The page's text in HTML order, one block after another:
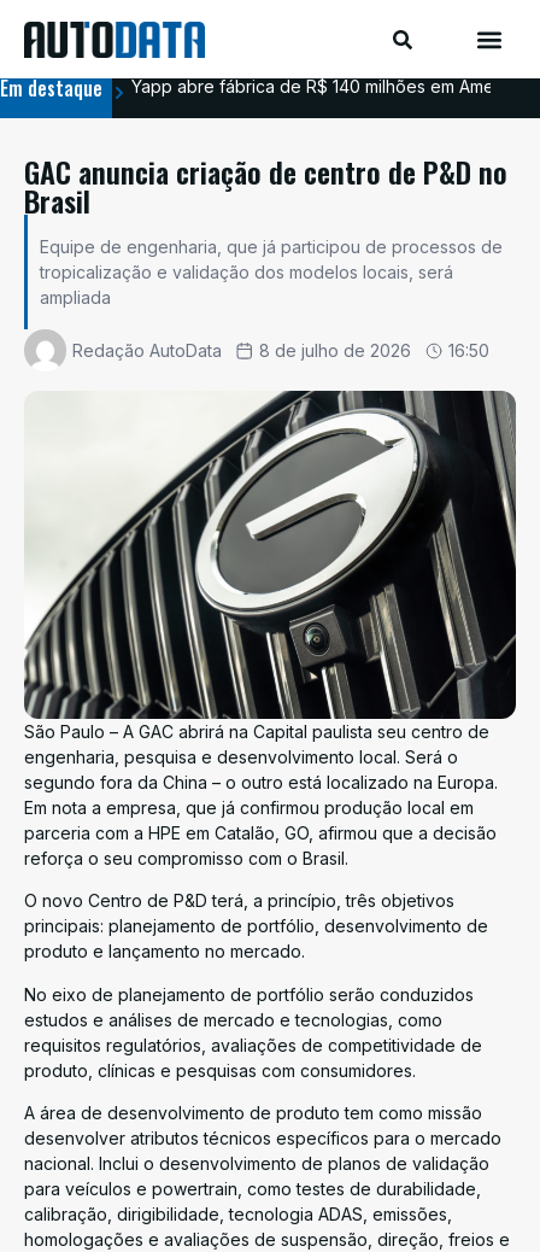
Em destaque Yapp abre fábrica de R$ 140 milhões em
GAC anuncia criação de centro de P&D no
Brasil
Equipe de engenharia, que já participou de processos de
tropicalização e validação dos modelos locais, será
ampliada
Redação AutoData 8 de julho de 2026 16:50
São Paulo – A GAC abrirá na Capital paulista seu centro de
engenharia, pesquisa e desenvolvimento local. Será o
segundo fora da China – o outro está localizado na Europa.
Em nota a empresa, que já confirmou produção local em
parceria com a HPE em Catalão, GO, afirmou que a decisão
reforça o seu compromisso com o Brasil.
O novo Centro de P&D terá, a princípio, três objetivos
principais: planejamento de portfólio, desenvolvimento de
produto e lançamento no mercado.
No eixo de planejamento de portfólio serão conduzidos
estudos e análises de mercado e tecnologias, como
requisitos regulatórios, avaliações de competitividade de
produto, clínicas e pesquisas com consumidores.
A área de desenvolvimento de produto tem como missão
desenvolver atributos técnicos específicos para o mercado
nacional. Inclui o desenvolvimento de planos de validação
para veículos e powertrain, como testes de durabilidade,
calibração, dirigibilidade, tecnologia ADAS, emissões,
homologações e avaliações de suspensão, direção, freios e